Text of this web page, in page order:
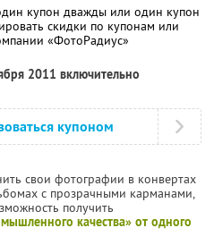
купон дважды или один купон
скидки по купонам или
«ФотоРадиус»
2011 включительно
купоном
свои фотографии в конвертах
с прозрачными карманами,
получить
качества» от одного